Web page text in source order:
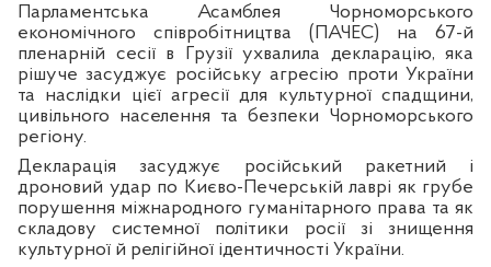
Парламентська Асамблея Чорноморського
економічного співробітництва (ПАЧЕС) на 67-й
пленарній сесії в Грузії ухвалила декларацію, яка
рішуче засуджує російську агресію проти України
та наслідки цієї агресії для культурної спадщини,
цивільного населення та безпеки Чорноморського
регіону.
Декларація засуджує російський ракетний і
дроновий удар по Києво-Печерській лаврі як грубе
порушення міжнародного гуманітарного права та як
складову системної політики росії зі знищення
культурної й релігійної ідентичності України.